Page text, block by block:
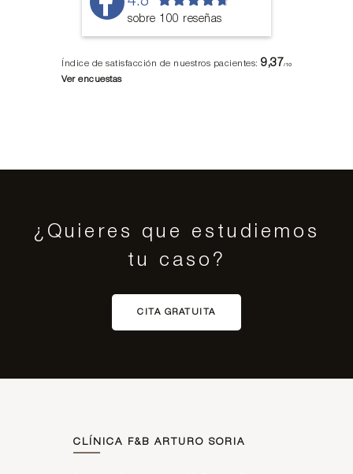
sobre 100 reseñas
Índice de satisfacción de nuestros pacientes:9,37/10
Ver encuestas
¿Quieres que estudiemos
tu caso?
CITA GRATUITA
CLÍNICA F&B ARTURO SORIA